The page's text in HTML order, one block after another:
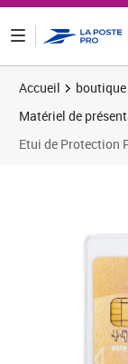
Accueil boutique
Matériel de
Etui de Protection